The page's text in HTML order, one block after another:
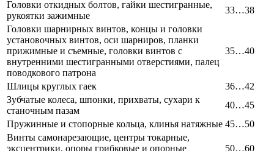
Головки откидных болтов, гайки шестигранные,
рукоятки зажимные
33…38
Головки шарнирных винтов, концы и головки
установочных винтов, оси шарниров, планки
прижимные и съемные, головки винтов с
внутренними шестигранными отверстиями, палец
поводкового патрона
35…40
Шлицы круглых гаек
36…42
Зубчатые колеса, шпонки, прихваты, сухари к
станочным пазам
40…45
Пружинные и стопорные кольца, клинья натяжные 45…50
Винты самонарезающие, центры токарные,
эксцентрики, опоры грибковые и опорные
50…60